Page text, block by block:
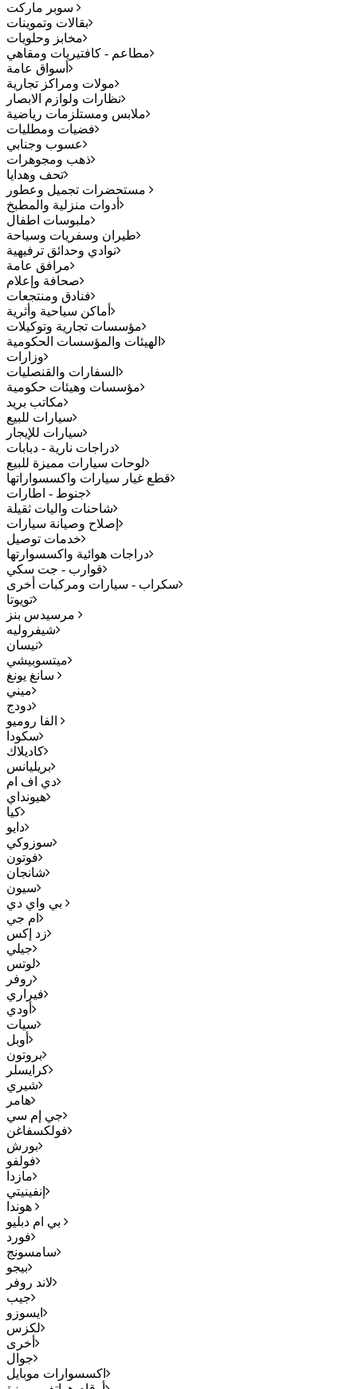
بقالات وتموينات
مخابز وحلويات
مطاعم - كافتيريات ومقاهي
أسواق عامة
مولات ومراكز تجارية
نظارات ولوازم الابصار
ملابس ومستلزمات رياضية
فضيات ومطليات
عسوب وجنابي
ذهب ومجوهرات
تحف وهدايا
أدوات منزلية والمطبخ
ملبوسات اطفال
طيران وسفريات وسياحة
نوادي وحدائق ترفيهية
مرافق عامة
صحافة وإعلام
فنادق ومنتجعات
أماكن سياحية وأثرية
مؤسسات تجارية وتوكيلات
الهيئات والمؤسسات الحكومية
وزارات
السفارات والقنصليات
مؤسسات وهيئات حكومية
مكاتب بريد
سيارات للبيع
سيارات للإيجار
دراجات نارية - دبابات
لوحات سيارات مميزة للبيع
قطع غيار سيارات واكسسواراتها
جنوط - اطارات
شاحنات واليات ثقيلة
إصلاح وصيانة سيارات
خدمات توصيل
دراجات هوائية واكسسوارتها
قوارب - جت سكي
سكراب - سيارات ومركبات أخرى
تويوتا
شيفروليه
نيسان
ميتسوبيشي
ميني
دودج
سكودا
كاديلاك
بريليانس
دي اف ام
هيونداي
كيا
دايو
سوزوكي
فوتون
شانجان
سيون
ام جي
زد إكس
جيلي
لوتس
روفر
فيراري
أودي
سيات
أوبل
بروتون
كرايسلر
شيري
هامر
جي إم سي
فولكسفاغن
بورش
فولفو
مازدا
إنفينيتي
فورد
سامسونج
بيجو
لاند روفر
جيب
ايسوزو
لكزس
أخرى
جوال
اكسسوارات موبايل